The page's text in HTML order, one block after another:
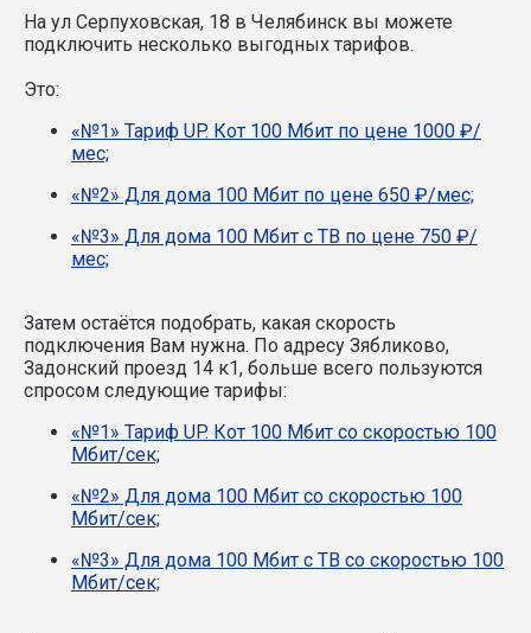
На ул Серпуховская, 18 в Челябинск вы можете
подключить несколько выгодных тарифов.
Это:
«№1» Тариф UP. Кот 100 Мбит по цене 1000 ₽/
мес;
«№2» Для дома 100 Мбит по цене 650 ₽/мес;
«№3» Для дома 100 Мбит с ТВ по цене 750 ₽/
мес;
Затем остаётся подобрать, какая скорость
подключения Вам нужна. По адресу Зябликово,
Задонский проезд 14 к1, больше всего пользуются
спросом следующие тарифы:
«№1» Тариф UP. Кот 100 Мбит со скоростью 100
Мбит/сек;
«№2» Для дома 100 Мбит со скоростью 100
Мбит/сек;
«№3» Для дома 100 Мбит с ТВ со скоростью 100
Мбит/сек;